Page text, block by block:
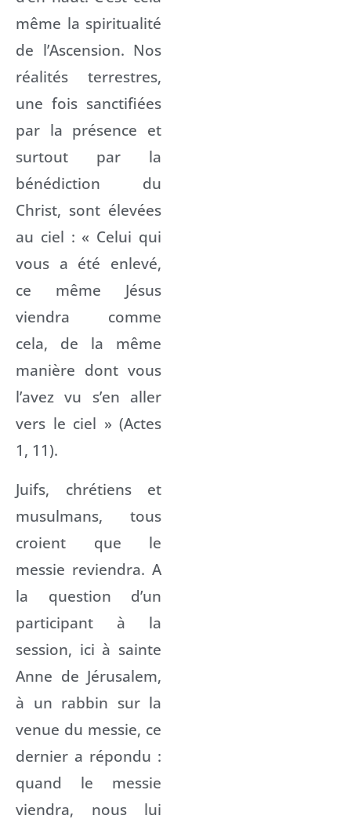
même la spiritualité
de l’Ascension. Nos
réalités terrestres,
une fois sanctifiées
par la présence et
surtout par la
bénédiction du
Christ, sont élevées
au ciel : « Celui qui
vous a été enlevé,
ce même Jésus
viendra comme
cela, de la même
manière dont vous
l’avez vu s’en aller
vers le ciel » (Actes
1, 11).
Juifs, chrétiens et
musulmans, tous
croient que le
messie reviendra. A
la question d’un
participant à la
session, ici à sainte
Anne de Jérusalem,
à un rabbin sur la
venue du messie, ce
dernier a répondu :
quand le messie
viendra, nous lui